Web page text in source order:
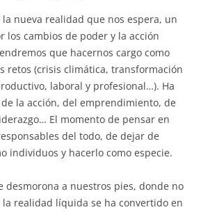
nueva realidad que nos espera, un
los cambios de poder y la acción
que hacernos cargo como
retos (crisis climática, transformación
laboral y profesional…). Ha
la acción, del emprendimiento, de
El momento de pensar en
del todo, de dejar de
individuos y hacerlo como especie.
desmorona a nuestros pies, donde no
la realidad líquida se ha convertido en